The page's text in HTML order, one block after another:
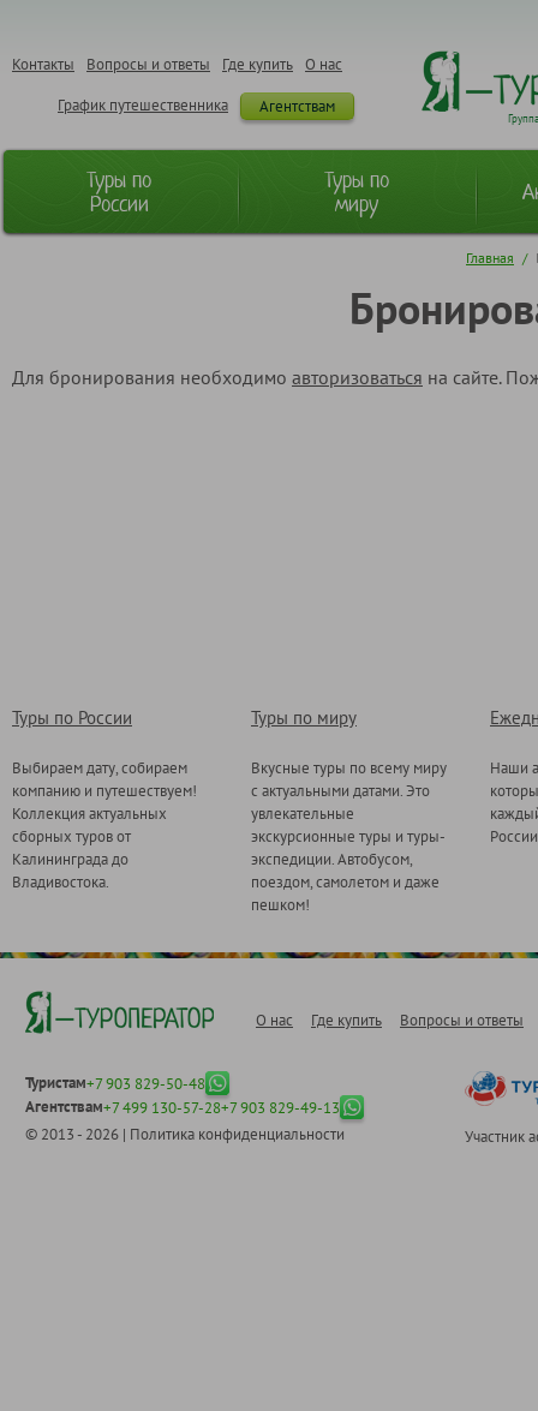
О нас
Где купить
Вопросы и ответы
Контакты
Агентствам
График путешественника
Туры по
России
Туры по
миру
Главная /
Для бронирования необходимо авторизоваться на сайте.
Туры по России
Выбираем дату, собираем
компанию и путешествуем!
Коллекция актуальных
сборных туров от
Калининграда до
Владивостока.
Туры по миру
Вкусные туры по всему миру
с актуальными датами. Это
увлекательные
экскурсионные туры и туры-
экспедиции. Автобусом,
поездом, самолетом и даже
пешком!
Наши
О нас Где купить Вопросы и ответы
Туристам+7 903 829-50-48
Агентствам+7 499 130-57-28+7 903 829-49-13
© 2013 - 2026 | Политика конфиденциальности Участник